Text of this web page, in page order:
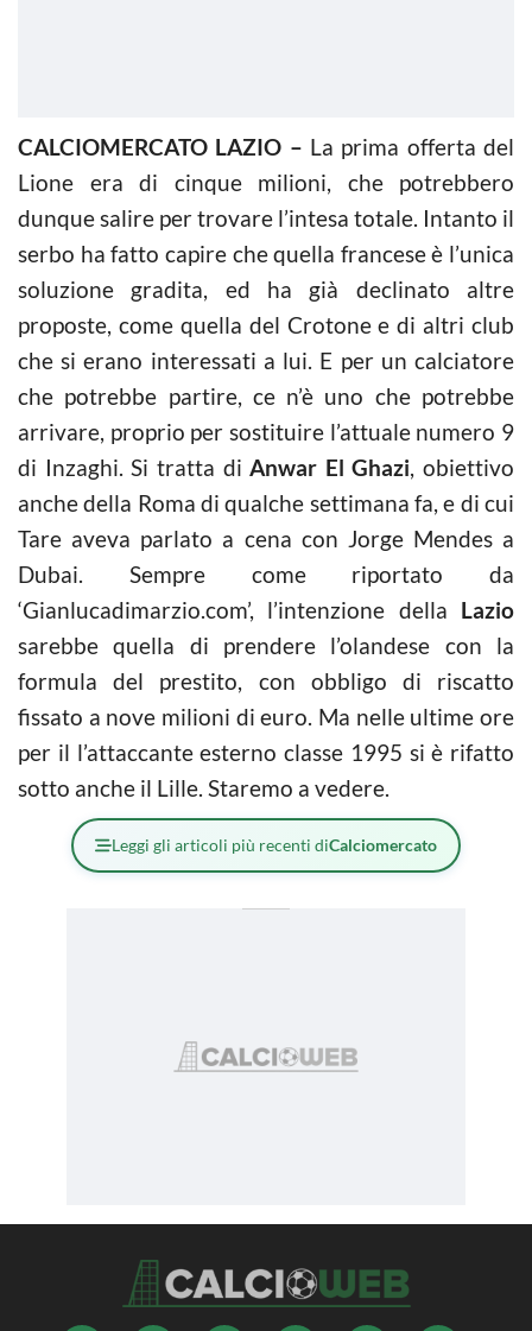
CALCIOMERCATO LAZIO – La prima offerta del
Lione era di cinque milioni, che potrebbero
dunque salire per trovare l’intesa totale. Intanto il
serbo ha fatto capire che quella francese è l’unica
soluzione gradita, ed ha già declinato altre
proposte, come quella del Crotone e di altri club
che si erano interessati a lui. E per un calciatore
che potrebbe partire, ce n’è uno che potrebbe
arrivare, proprio per sostituire l’attuale numero 9
di Inzaghi. Si tratta diAnwar El Ghazi, obiettivo
anche della Roma di qualche settimana fa, e di cui
Tare aveva parlato a cena con Jorge Mendes a
Dubai. Sempre come riportato da
‘Gianlucadimarzio.com’, l’intenzione della Lazio
sarebbe quella di prendere l’olandese con la
formula del prestito, con obbligo di riscatto
fissato a nove milioni di euro. Ma nelle ultime ore
per il l’attaccante esterno classe 1995 si è rifatto
sotto anche il Lille. Staremo a vedere.
Leggi gli articoli più recenti diCalciomercato